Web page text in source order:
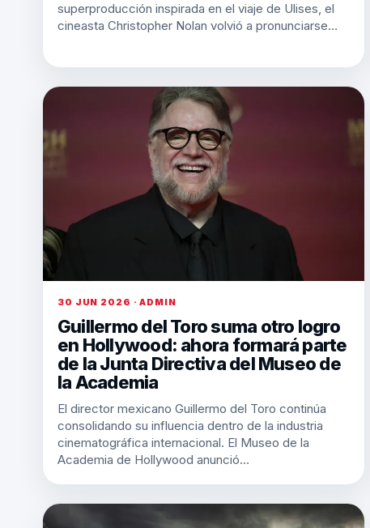
superproducción inspirada en el viaje de Ulises, el
cineasta Christopher Nolan volvió a pronunciarse…
30 JUN 2026 · ADMIN
Guillermo del Toro suma otro logro
en Hollywood: ahora formará parte
de la Junta Directiva del Museo de
la Academia
El director mexicano Guillermo del Toro continúa
consolidando su influencia dentro de la industria
cinematográfica internacional. El Museo de la
Academia de Hollywood anunció…